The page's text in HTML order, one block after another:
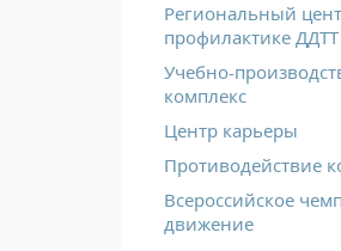
Региональный
профилактике ДДТТ
Учебно-
комплекс
Центр карьеры
Противодействие
Всероссийское
движение